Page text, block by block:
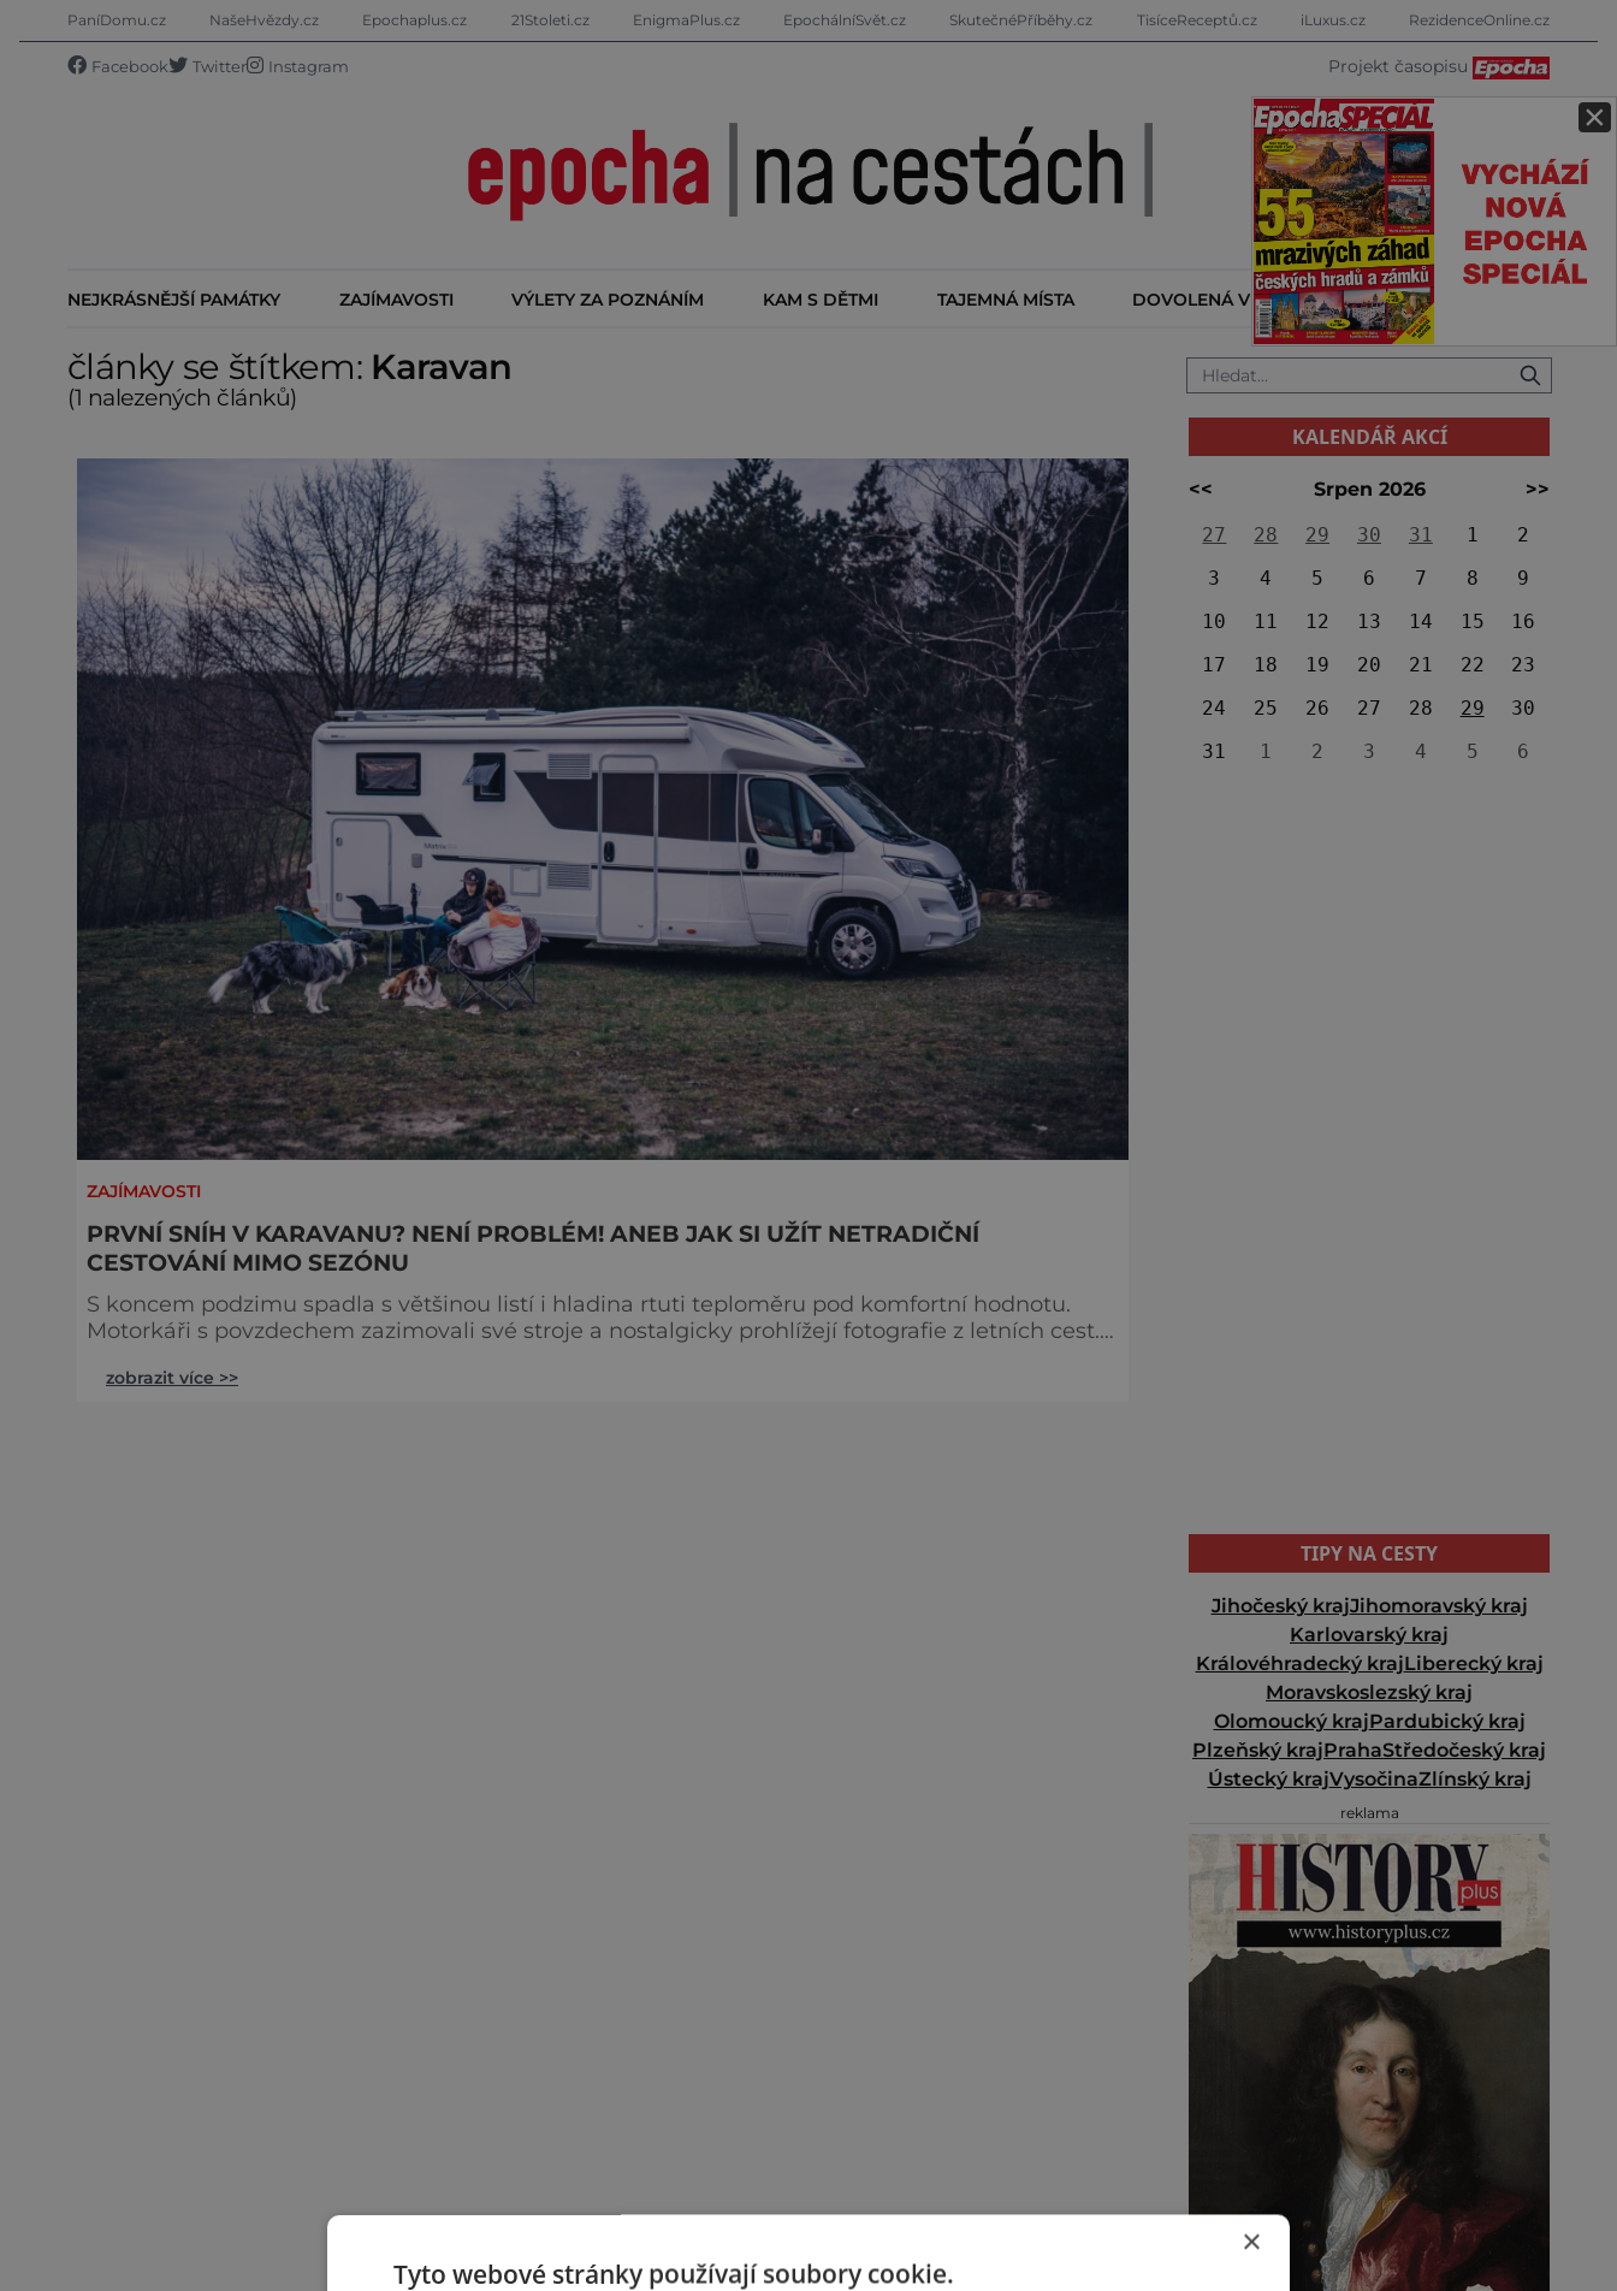
×
PaníDomu.cz NašeHvězdy.cz Epochaplus.cz 21Stoleti.cz EnigmaPlus.cz EpochálníSvět.cz SkutečnéPříběhy.cz TisíceReceptů.cz iLuxus.cz RezidenceOnline.cz
Facebook Twitter Instagram Projekt časopisu
NEJKRÁSNĚJŠÍ PAMÁTKY ZAJÍMAVOSTI VÝLETY ZA POZNÁNÍM KAM S DĚTMI TAJEMNÁ MÍSTA DOVOLENÁ V ZAHRANIČÍ KALENDÁŘ AKCÍ
články se štítkem: Karavan
(1 nalezených článků)
ZAJÍMAVOSTI
PRVNÍ SNÍH V KARAVANU? NENÍ PROBLÉM! ANEB JAK SI UŽÍT NETRADIČNÍ
CESTOVÁNÍ MIMO SEZÓNU
S koncem podzimu spadla s většinou listí i hladina rtuti teploměru pod komfortní hodnotu.
Motorkáři s povzdechem zazimovali své stroje a nostalgicky prohlížejí fotografie z letních cest.
nebo lyžování. Milovníci asfaltu a dobrodružnější svobodné turistiky mají prostě utrum. Opak je
zobrazit více >>
KALENDÁŘ AKCÍ
<< Srpen 2026
>>
27
28 29 30 31 1
2
3
4 5 6 7 8
9
10
11 12 13 14 15
16
17
18 19 20 21 22
23
24
25 26 27 28 29
30
31
1 2 3 4 5 6
TIPY NA CESTY
Jihočeský krajJihomoravský kraj
Karlovarský kraj
Královéhradecký krajLiberecký kraj
Moravskoslezský kraj
Olomoucký krajPardubický kraj
Plzeňský krajPrahaStředočeský kraj
Ústecký krajVysočinaZlínský kraj
reklama
×
Tyto webové stránky používají soubory cookie.